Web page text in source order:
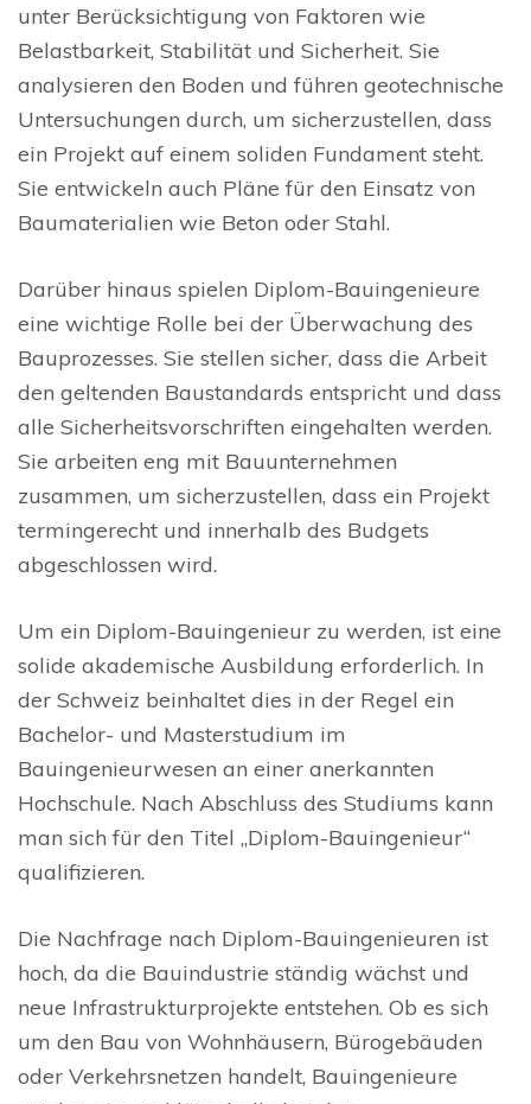
unter Berücksichtigung von Faktoren wie
Belastbarkeit, Stabilität und Sicherheit. Sie
analysieren den Boden und führen geotechnische
Untersuchungen durch, um sicherzustellen, dass
ein Projekt auf einem soliden Fundament steht.
Sie entwickeln auch Pläne für den Einsatz von
Baumaterialien wie Beton oder Stahl.
Darüber hinaus spielen Diplom-Bauingenieure
eine wichtige Rolle bei der Überwachung des
Bauprozesses. Sie stellen sicher, dass die Arbeit
den geltenden Baustandards entspricht und dass
alle Sicherheitsvorschriften eingehalten werden.
Sie arbeiten eng mit Bauunternehmen
zusammen, um sicherzustellen, dass ein Projekt
termingerecht und innerhalb des Budgets
abgeschlossen wird.
Um ein Diplom-Bauingenieur zu werden, ist eine
solide akademische Ausbildung erforderlich. In
der Schweiz beinhaltet dies in der Regel ein
Bachelor- und Masterstudium im
Bauingenieurwesen an einer anerkannten
Hochschule. Nach Abschluss des Studiums kann
man sich für den Titel „Diplom-Bauingenieur“
qualifizieren.
Die Nachfrage nach Diplom-Bauingenieuren ist
hoch, da die Bauindustrie ständig wächst und
neue Infrastrukturprojekte entstehen. Ob es sich
um den Bau von Wohnhäusern, Bürogebäuden
oder Verkehrsnetzen handelt, Bauingenieure